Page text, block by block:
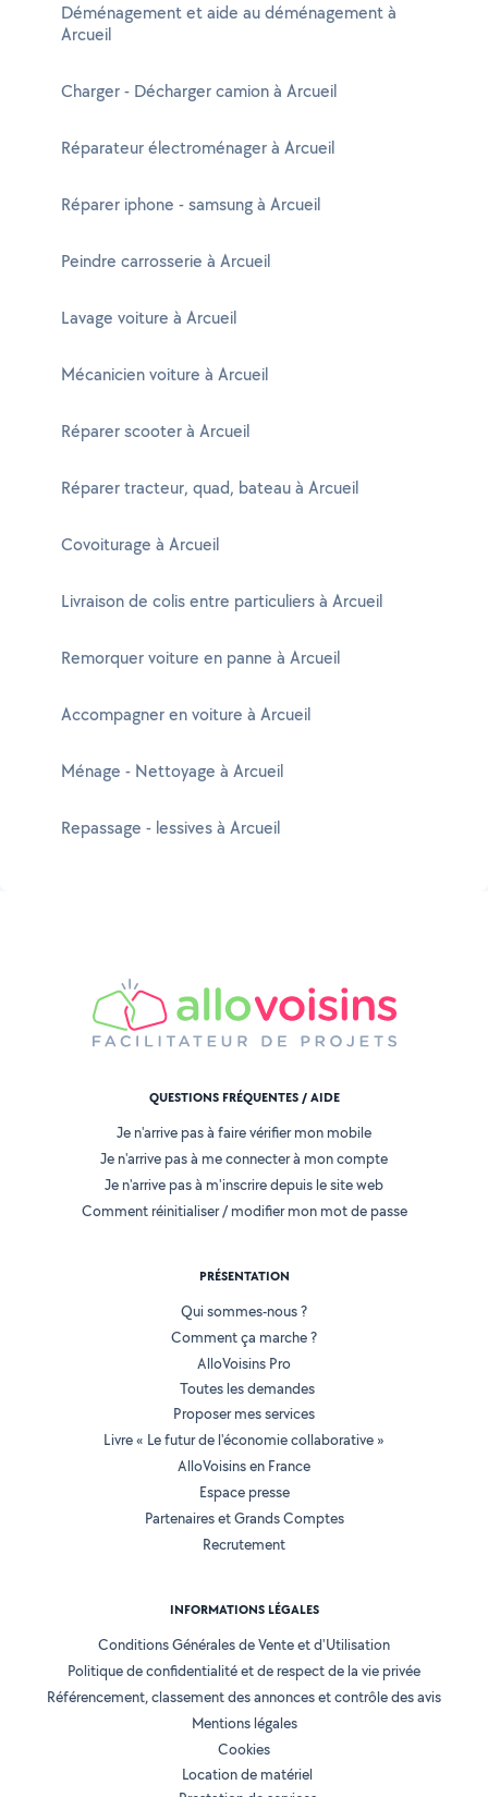
Déménagement et aide au déménagement à
Arcueil
Charger - Décharger camion à Arcueil
Réparateur électroménager à Arcueil
Réparer iphone - samsung à Arcueil
Peindre carrosserie à Arcueil
Lavage voiture à Arcueil
Mécanicien voiture à Arcueil
Réparer scooter à Arcueil
Réparer tracteur, quad, bateau à Arcueil
Covoiturage à Arcueil
Livraison de colis entre particuliers à Arcueil
Remorquer voiture en panne à Arcueil
Accompagner en voiture à Arcueil
Ménage - Nettoyage à Arcueil
Repassage - lessives à Arcueil
QUESTIONS FRÉQUENTES / AIDE
Je n'arrive pas à faire vérifier mon mobile
Je n'arrive pas à me connecter à mon compte
Je n'arrive pas à m'inscrire depuis le site web
Comment réinitialiser / modifier mon mot de passe
PRÉSENTATION
Qui sommes-nous ?
Comment ça marche ?
AlloVoisins Pro
Toutes les demandes
Proposer mes services
Livre « Le futur de l'économie collaborative »
AlloVoisins en France
Espace presse
Partenaires et Grands Comptes
Recrutement
INFORMATIONS LÉGALES
Conditions Générales de Vente et d'Utilisation
Politique de confidentialité et de respect de la vie privée
Référencement, classement des annonces et contrôle des avis
Mentions légales
Cookies
Location de matériel